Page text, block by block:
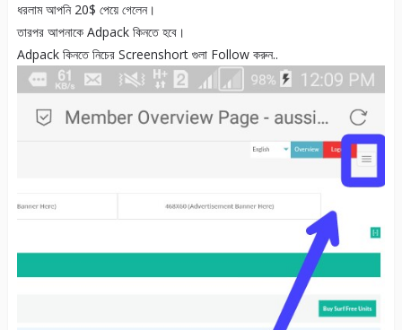
ধরলাম আপনি 20$ পেয়ে গেলেন।
তারপর আপনাকে Adpack কিনতে হবে।
Adpack কিনতে নিচের Screenshort গুলা Follow করুন..